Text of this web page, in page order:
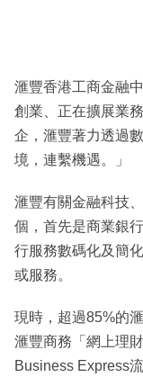
滙豐香港工商金融
創業、正在擴展業
企，滙豐著力透過
境，連繫機遇。」
滙豐有關金融科技
個，首先是商業銀
行服務數碼化及簡
或服務。
現時，超過85%的
滙豐商務「網上理
Business Express